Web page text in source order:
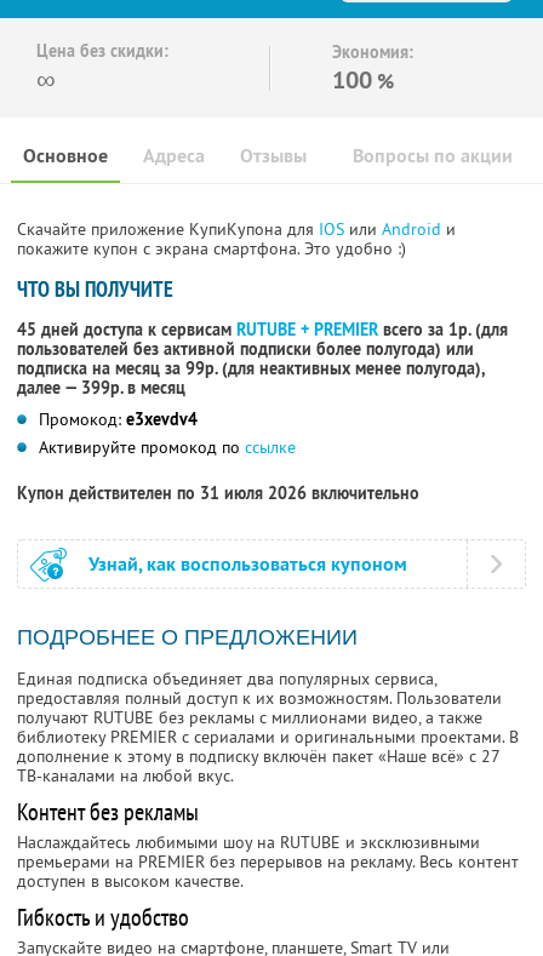
Цена без скидки:
∞
Экономия:
100 %
Основное Отзывы Вопросы по акции
Адреса
Скачайте приложение КупиКупона для IOS или Android и
покажите купон с экрана смартфона. Это удобно :)
ЧТО ВЫ ПОЛУЧИТЕ
45 дней доступа к сервисам RUTUBE + PREMIER всего за 1р. (для
пользователей без активной подписки более полугода) или
подписка на месяц за 99р. (для неактивных менее полугода),
далее — 399р. в месяц
Промокод: e3xevdv4
Активируйте промокод по ссылке
Купон действителен по 31 июля 2026 включительно
Узнай, как воспользоваться купоном
ПОДРОБНЕЕ О ПРЕДЛОЖЕНИИ
Единая подписка объединяет два популярных сервиса,
предоставляя полный доступ к их возможностям. Пользователи
получают RUTUBE без рекламы с миллионами видео, а также
библиотеку PREMIER с сериалами и оригинальными проектами. В
дополнение к этому в подписку включён пакет «Наше всё» с 27
ТВ-каналами на любой вкус.
Контент без рекламы
Наслаждайтесь любимыми шоу на RUTUBE и эксклюзивными
премьерами на PREMIER без перерывов на рекламу. Весь контент
доступен в высоком качестве.
Гибкость и удобство
Запускайте видео на смартфоне, планшете, Smart TV или